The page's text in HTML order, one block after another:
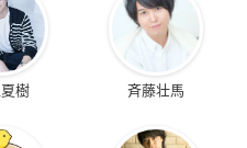
樹 斉藤壮馬